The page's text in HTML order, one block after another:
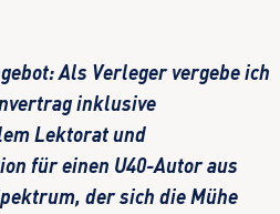
Als Verleger vergebe ich
inklusive
Lektorat und
für einen U40-Autor aus
der sich die Mühe